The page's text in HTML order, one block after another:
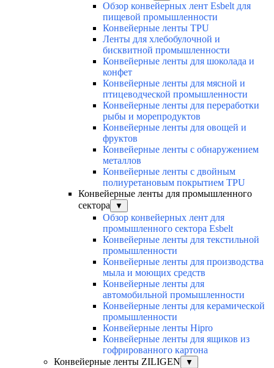
Обзор конвейерных лент Esbelt для
пищевой промышленности
Конвейерные ленты TPU
Ленты для хлебобулочной и
бисквитной промышленности
Конвейерные ленты для шоколада и
конфет
Конвейерные ленты для мясной и
птицеводческой промышленности
Конвейерные ленты для переработки
рыбы и морепродуктов
Конвейерные ленты для овощей и
фруктов
Конвейерные ленты с обнаружением
металлов
Конвейерные ленты с двойным
полиуретановым покрытием TPU
Конвейерные ленты для промышленного
сектора
▼
Обзор конвейерных лент для
промышленного сектора Esbelt
Конвейерные ленты для текстильной
промышленности
Конвейерные ленты для производства
мыла и моющих средств
Конвейерные ленты для
автомобильной промышленности
Конвейерные ленты для керамической
промышленности
Конвейерные ленты Hipro
Конвейерные ленты для ящиков из
гофрированного картона
Конвейерные ленты ZILIGEN
▼